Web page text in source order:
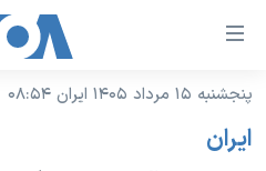
لینکهای
دسترسی
جهش
نسخه سبک وب‌سایت
پنجشنبه ۱۵ مرداد ۱۴۰۵ ایران ۰۸:۵۴
ايران